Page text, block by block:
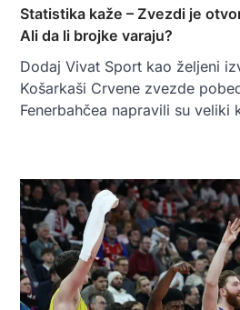
Statistika kaže – Zvezdi je
Ali da li brojke varaju?
Dodaj Vivat Sport kao željeni
Košarkaši Crvene zvezde
Fenerbahčea napravili su